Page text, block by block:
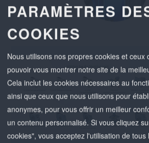
PARAMÈTRES
COOKIES
Nous utilisons nos propres cookies et ceux
pouvoir vous montrer notre site de la
Cela inclut les cookies nécessaires au
ainsi que ceux que nous utilisons pour
anonymes, pour vous offrir un meilleur
un contenu personnalisé. Si vous cliquez
cookies", vous acceptez l'utilisation de tous